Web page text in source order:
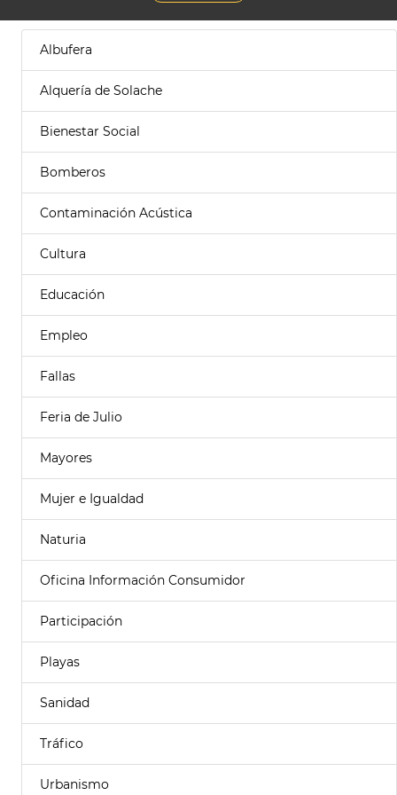
Albufera
Alquería de Solache
Bienestar Social
Bomberos
Contaminación Acústica
Cultura
Educación
Empleo
Fallas
Feria de Julio
Mayores
Mujer e Igualdad
Naturia
Oficina Información Consumidor
Participación
Playas
Sanidad
Tráfico
Urbanismo